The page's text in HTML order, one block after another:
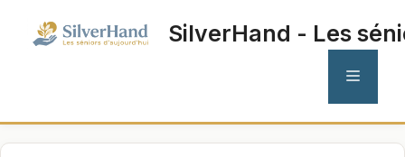
SilverHand - Les
MENU